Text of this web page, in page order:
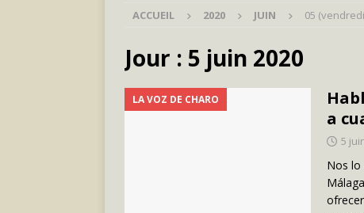
[ 5 juin 2026 ]
TeatroFest,
[ 22 mai 2026 ]
Occidental: el segundo
Valle
ACCUEIL 2020 JUIN 05
Jour : 5 juin 2020
LA VOZ DE CHARO
a
5
Nos lo